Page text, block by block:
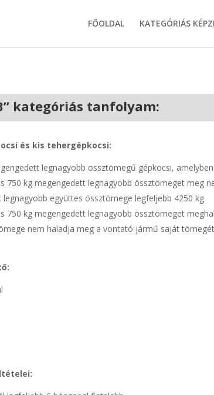
FŐOLDAL KATEGÓRIÁS
kategóriás tanfolyam:
és kis tehergépkocsi:
legnagyobb össztömegű gépkocsi,
750 kg megengedett legnagyobb össztömeget meg
együttes össztömege legfeljebb 4250 kg
750 kg megengedett legnagyobb össztömeget
nem haladja meg a vontató jármű saját